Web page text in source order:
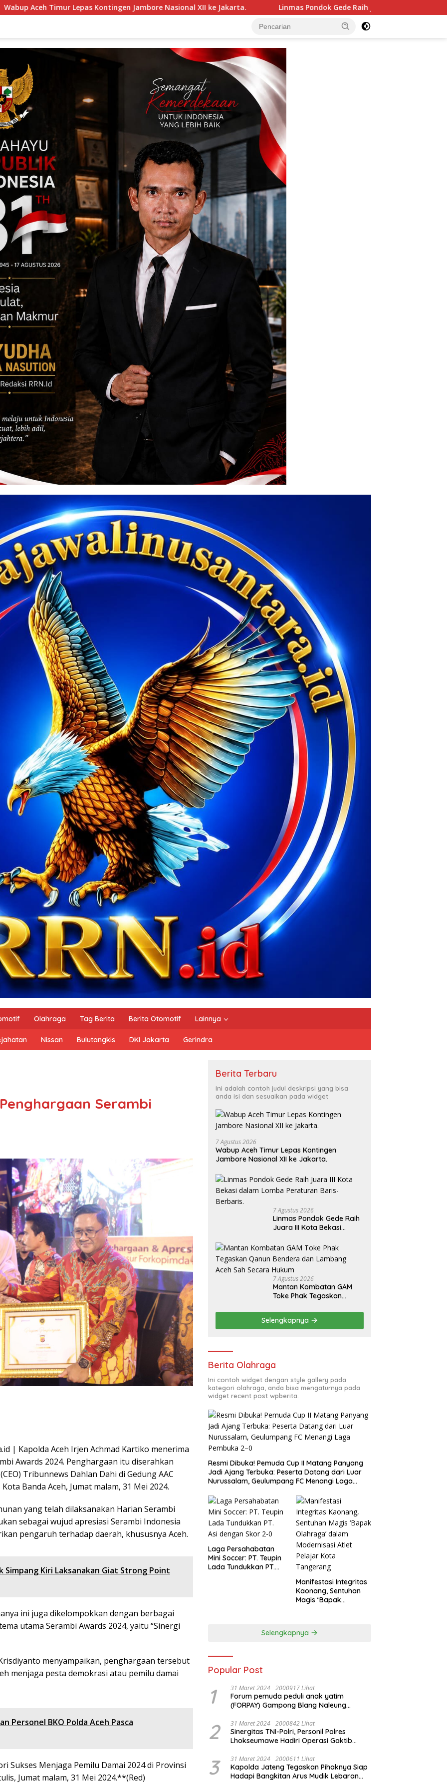
Jambore Nasional XII ke Jakarta. Linmas Pondok Gede Raih Juara III Kota Bekasi dalam Lomba Peraturan Baris-
Olahraga Tag Berita Berita Otomotif Lainnya
Nissan Bulutangkis DKI Jakarta Gerindra
Serambi
| Kapolda Aceh Irjen Achmad Kartiko menerima
Awards 2024. Penghargaan itu diserahkan
Tribunnews Dahlan Dahi di Gedung AAC
Banda Aceh, Jumat malam, 31 Mei 2024.
yang telah dilaksanakan Harian Serambi
sebagai wujud apresiasi Serambi Indonesia
pengaruh terhadap daerah, khususnya Aceh.
Simpang Kiri Laksanakan Giat Strong Point
ini juga dikelompokkan dengan berbagai
utama Serambi Awards 2024, yaitu “Sinergi
menyampaikan, penghargaan tersebut
menjaga pesta demokrasi atau pemilu damai
Personel BKO Polda Aceh Pasca
Sukses Menjaga Pemilu Damai 2024 di Provinsi
Jumat malam, 31 Mei 2024.**(Red)
Berita Terbaru
Ini adalah contoh judul deskripsi yang bisa
anda isi dan sesuaikan pada widget
7 Agustus 2026
Wabup Aceh Timur Lepas Kontingen
Jambore Nasional XII ke Jakarta.
7 Agustus 2026
Linmas Pondok Gede Raih
Juara III Kota Bekasi
Baris-Berbaris.
7 Agustus 2026
Mantan Kombatan GAM
Toke Phak Tegaskan
Lambang Aceh Sah Secara
Hukum
Selengkapnya
Berita Olahraga
Ini contoh widget dengan style gallery pada
kategori olahraga, anda bisa mengaturnya pada
widget recent post wpberita.
Resmi Dibuka! Pemuda Cup II Matang Panyang
Jadi Ajang Terbuka: Peserta Datang dari Luar
Nurussalam, Geulumpang FC Menangi Laga
Laga Persahabatan
Mini Soccer: PT. Teupin
Lada Tundukkan PT.
Manifestasi Integritas
Kaonang, Sentuhan
Magis ‘Bapak
Tangerang
Selengkapnya
Popular Post
1 31 Maret 2024 2000917 Lihat
Forum pemuda peduli anak yatim
(FORPAY) Gampong Blang Naleung
Santunan Yatim-Piatu
2 31 Maret 2024 2000842 Lihat
Sinergitas TNI-Polri, Personil Polres
Lhokseumawe Hadiri Operasi Gaktib
Wira Rencong
3 31 Maret 2024 2000611 Lihat
Kapolda Jateng Tegaskan Pihaknya Siap
Hadapi Bangkitan Arus Mudik Lebaran